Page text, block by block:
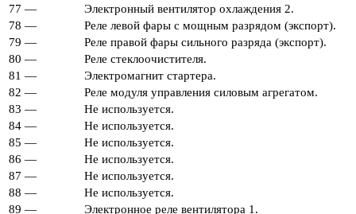
77 —
Электронный вентилятор охлаждения 2.
78 —
Реле левой фары с мощным разрядом (экспорт).
79 —
Реле правой фары сильного разряда (экспорт).
80 —
Реле стеклоочистителя.
81 —
Электромагнит стартера.
82 —
Реле модуля управления силовым агрегатом.
83 —
Не используется.
84 —
Не используется.
85 —
Не используется.
86 —
Не используется.
87 —
Не используется.
88 —
Не используется.
89 — Электронное реле вентилятора 1.